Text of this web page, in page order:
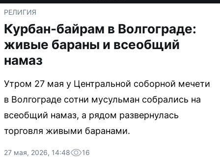
РЕЛИГИЯ
Курбан-байрам в Волгограде:
живые бараны и всеобщий
намаз
Утром 27 мая у Центральной соборной мечети
в Волгограде сотни мусульман собрались на
всеобщий намаз, а рядом развернулась
торговля живыми баранами.
27 мая, 2026, 14:48 16